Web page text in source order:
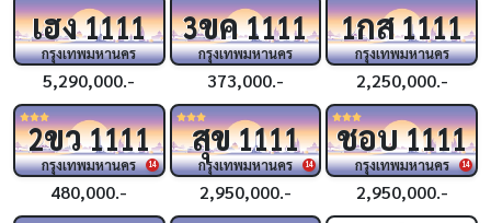
เฮง1111
กรุงเทพมหานคร
5,290,000.-
3ขค1111
กรุงเทพมหานคร
373,000.-
1กส1111
กรุงเทพมหานคร
2,250,000.-
14
2ขว1111
กรุงเทพมหานคร
480,000.-
14
สุข1111
กรุงเทพมหานคร
2,950,000.-
14
ชอบ1111
กรุงเทพมหานคร
2,950,000.-